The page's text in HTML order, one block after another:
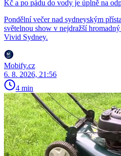
Kč a po pádu do vody je úplně na
Pondělní večer nad sydneyským
světelnou show v nejdražší
Vivid Sydney.
Mobify.cz
6. 8. 2026, 21:56
4 min